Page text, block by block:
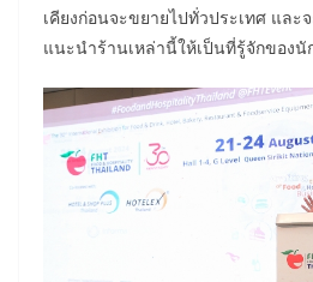
เคียงก่อนจะขยายไปทั่วประเทศ และ
แนะนำร้านเหล่านี้ให้เป็นที่รู้จักของนั